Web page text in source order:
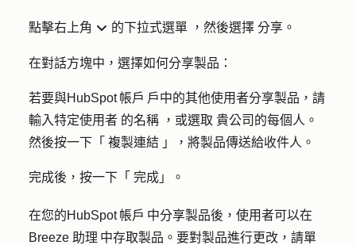
點擊右上角 downIcon 的下拉式選單 ，然後選擇 分享 。
在對話方塊中，選擇如何分享製品：
若要與HubSpot 帳戶 戶中的其他使用者分享製品，請
輸入特定使用者 的名稱 ，或選取 貴公司的每個人 。
然後按一下「 複製連結 」，將製品傳送給收件人。
完成後，按一下「 完成」 。
在您的HubSpot 帳戶 中分享製品後，使用者可以在
Breeze 助理 中存取製品。要對製品進行更改，請單